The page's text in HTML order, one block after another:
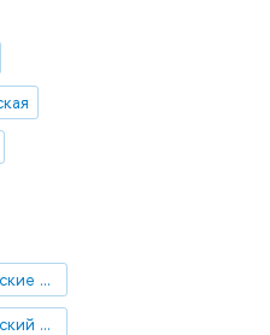
Стратегические технологические проекты
Стратегический технологический проект «Мультиагентная платформа ИИ-решений для отраслевых задач»